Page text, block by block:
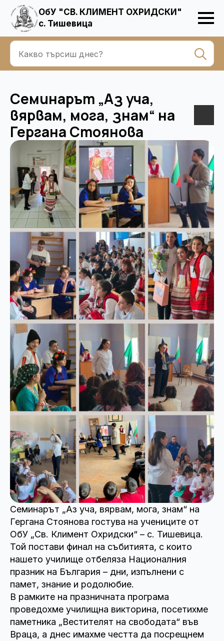
ОбУ "СВ. КЛИМЕНТ ОХРИДСКИ"
с. Тишевица
Семинарът „Аз уча,
вярвам, мога, знам“ на
Гергана Стоянова
Семинарът „Аз уча, вярвам, мога, знам“ на
Гергана Стоянова гостува на учениците от
ОбУ „Св. Климент Охридски“ – с. Тишевица.
Той постави финал на събитията, с които
нашето училище отбеляза Националния
празник на България – дни, изпълнени с
памет, знание и родолюбие.
В рамките на празничната програма
проведохме училищна викторина, посетихме
паметника „Вестителят на свободата“ във
Враца, а днес имахме честта да посрещнем